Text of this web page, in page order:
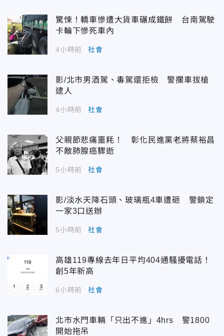
驚悚！轎車慘遭大貨車碾成鐵餅 台南駕駛
卡輪下慘死車內
4小時前 社會
影/北市男酒駕、毒駕還拒檢 警攔車拔槍
逮人
4小時前 社會
父親節悲痛噩耗！ 彰化民進黨老將蔡裕昌
不敵肺腺癌驟逝
5小時前 社會
影/淡水天降石頭、玻璃瓶4車遭砸 警鎖定
一家3口送辦
5小時前 社會
高雄119專線去年日平均404通騷擾電話！
創5年新高
6小時前 社會
北市水門車輛「只出不進」4hrs 警1800
開始拖吊